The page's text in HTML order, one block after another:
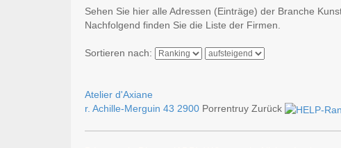
Sehen Sie hier alle Adressen (Einträge) der Branche
Nachfolgend finden Sie die Liste der Firmen.
Sortieren nach:
Atelier d'Axiane
r. Achille-Merguin 43 2900 Porrentruy Zurück